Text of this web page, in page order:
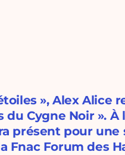
», Alex Alice
Cygne Noir ». À
présent pour une
Fnac Forum des